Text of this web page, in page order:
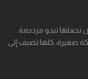
تبدو مزدحمة.
صغيرة، كلها تضيف إلى